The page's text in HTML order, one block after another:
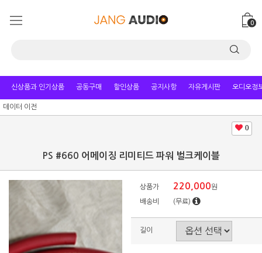
0
신상품과 인기상품 공동구매 할인상품 공지사항 자유게시판 오디오정
데이터 이전
0
PS #660 어메이징 리미티드 파워 벌크케이블
상품가 220,000원
배송비 (무료)
길이